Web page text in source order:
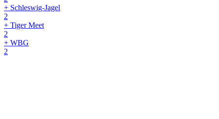
+ Schleswig-Jagel
2
+ Tiger Meet
2
+ WBG
2